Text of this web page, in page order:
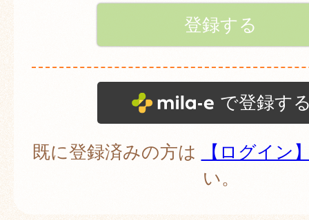
で登録す
既に登録済みの方は
【ログイン
い。